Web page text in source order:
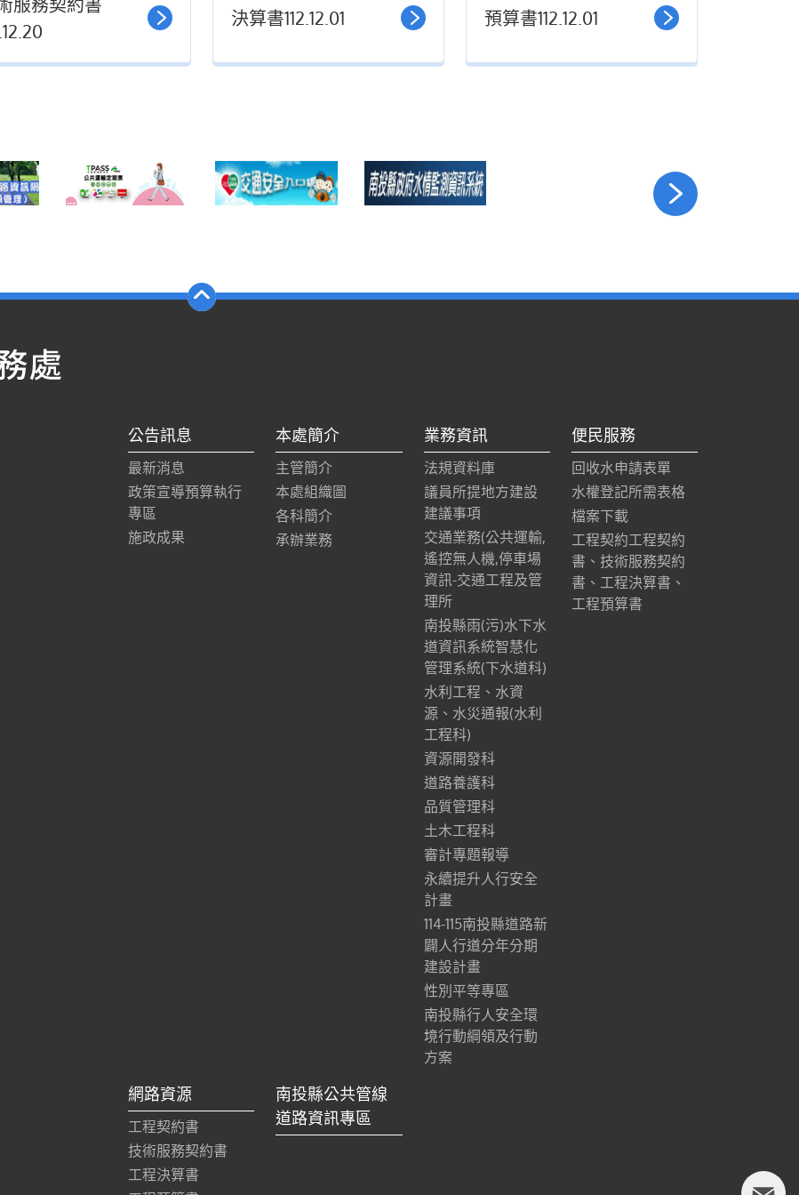
決算書112.12.01 預算書112.12.01
公告訊息
最新消息
政策宣導預算執行
專區
施政成果
本處簡介
主管簡介
本處組織圖
各科簡介
承辦業務
業務資訊
法規資料庫
議員所提地方建設
建議事項
交通業務(公共運輸,
遙控無人機,停車場
資訊-交通工程及管
理所
南投縣雨(污)水下水
道資訊系統智慧化
管理系統(下水道科)
水利工程、水資
源、水災通報(水利
工程科)
資源開發科
道路養護科
品質管理科
土木工程科
審計專題報導
永續提升人行安全
計畫
114-115南投縣道路新
闢人行道分年分期
建設計畫
性別平等專區
南投縣行人安全環
境行動綱領及行動
方案
便民服務
回收水申請表單
水權登記所需表格
檔案下載
工程契約工程契約
書、技術服務契約
書、工程決算書、
工程預算書
網路資源
工程契約書
技術服務契約書
工程決算書
南投縣公共管線
道路資訊專區